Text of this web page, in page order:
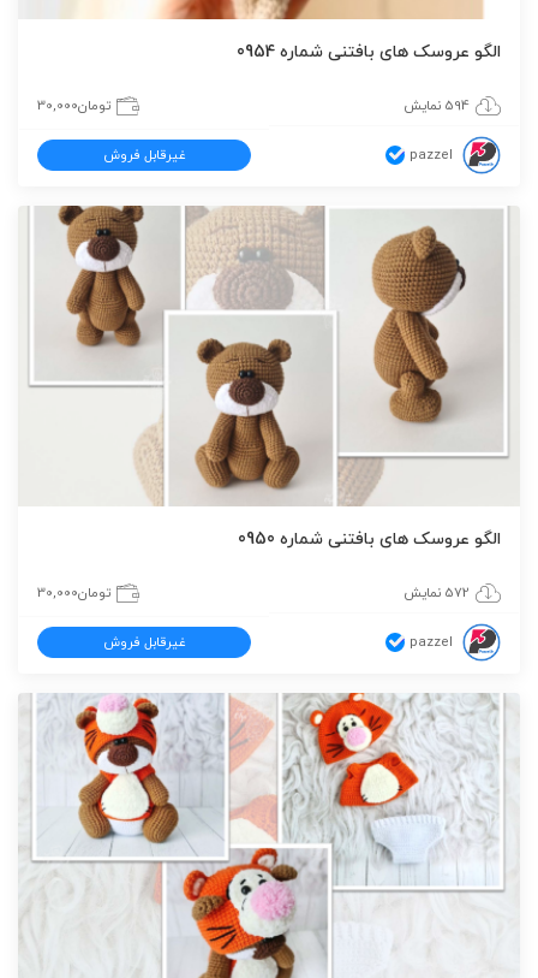
الگو عروسک های بافتنی شماره 0954
594 نمایش تومان30,000
pazzel غیرقابل فروش
الگو عروسک های بافتنی شماره 0950
572 نمایش تومان30,000
pazzel غیرقابل فروش